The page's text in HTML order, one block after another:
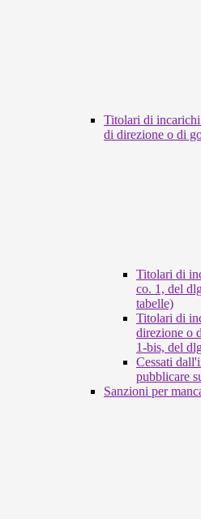
Titolari di
di direzione o di
Titolari di
co. 1, del
tabelle)
Titolari di
direzione o
1-bis, del
Cessati
pubblicare
Sanzioni per